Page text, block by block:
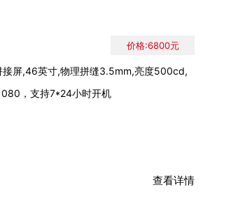
接屏,46英寸,物理拼缝3.5mm,亮度500cd,
，支持7*24小时开机
价格:6800元
查看详情